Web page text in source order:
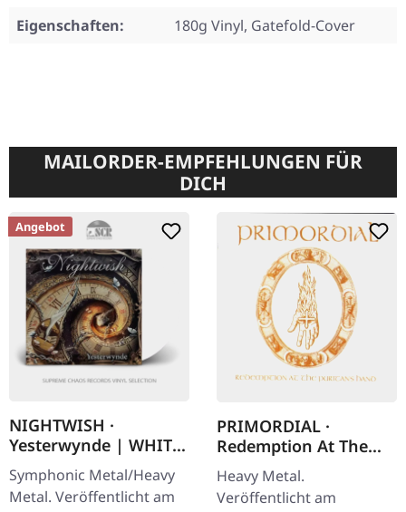
Eigenschaften:
180g Vinyl, Gatefold-Cover
MAILORDER-EMPFEHLUNGEN FÜR
DICH
Angebot
NIGHTWISH ·
Yesterwynde | WHITE
2LP
Symphonic Metal/Heavy
Metal. Veröffentlicht am
PRIMORDIAL ·
Redemption At The
Puritan's Hand | CD
Heavy Metal.
Veröffentlicht am